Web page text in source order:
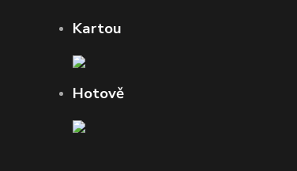
Kartou
Hotově